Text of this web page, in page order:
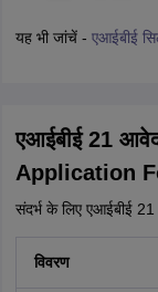
यह भी जांचें - एआईबीई
एआईबीई 21
Application
संदर्भ के लिए एआईबीई
विवरण